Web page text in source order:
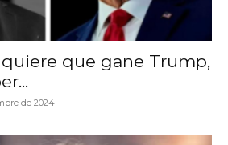
que gane Trump,
de 2024